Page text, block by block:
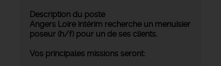
Description du poste
Angers Loire intérim recherche un menuisier
poseur (h/f) pour un de ses clients.
Vos principales missions seront: